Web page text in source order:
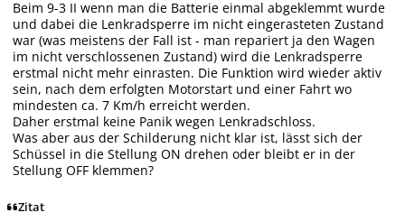
Beim 9-3 II wenn man die Batterie einmal abgeklemmt wurde
und dabei die Lenkradsperre im nicht eingerasteten Zustand
war (was meistens der Fall ist - man repariert ja den Wagen
im nicht verschlossenen Zustand) wird die Lenkradsperre
erstmal nicht mehr einrasten. Die Funktion wird wieder aktiv
sein, nach dem erfolgten Motorstart und einer Fahrt wo
mindesten ca. 7 Km/h erreicht werden.
Daher erstmal keine Panik wegen Lenkradschloss.
Was aber aus der Schilderung nicht klar ist, lässt sich der
Schüssel in die Stellung ON drehen oder bleibt er in der
Stellung OFF klemmen?
Zitat